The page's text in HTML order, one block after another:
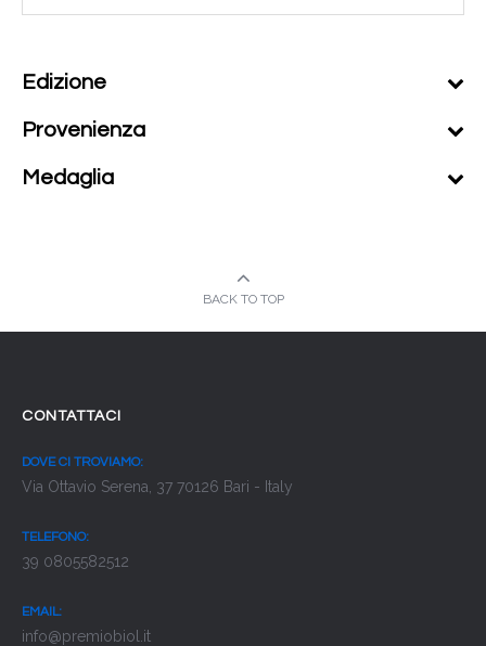
Edizione
Provenienza
Medaglia
BACK TO TOP
CONTATTACI
DOVE CI TROVIAMO:
Via Ottavio Serena, 37 70126 Bari - Italy
TELEFONO:
39 0805582512
EMAIL:
info@premiobiol.it